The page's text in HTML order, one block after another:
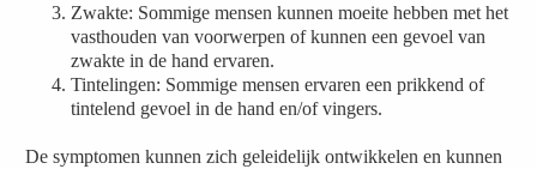
Zwakte: Sommige mensen kunnen moeite hebben met het
vasthouden van voorwerpen of kunnen een gevoel van
zwakte in de hand ervaren.
Tintelingen: Sommige mensen ervaren een prikkend of
tintelend gevoel in de hand en/of vingers.
De symptomen kunnen zich geleidelijk ontwikkelen en kunnen